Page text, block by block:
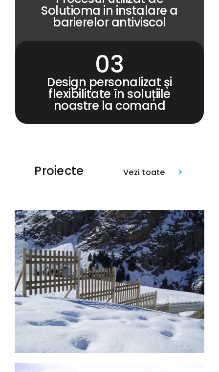
Solutioma in instalare a
barierelor antiviscol
Design personalizat și
flexibilitate în soluțiile
noastre la comand
Proiecte Vezi toate